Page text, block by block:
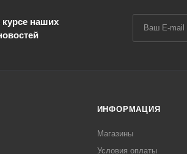
курсе наших
ИНФОРМАЦИЯ
Магазины
Условия оплаты